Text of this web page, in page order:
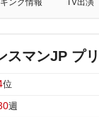
ング情報 TV出演
スマンJP プ
位
週